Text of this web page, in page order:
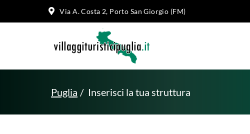
Via A. Costa 2, Porto San Giorgio (FM)
Puglia Inserisci la tua struttura